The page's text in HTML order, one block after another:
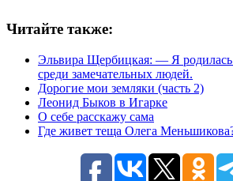
Читайте также:
Эльвира Щербицкая: — Я родилась
среди замечательных людей.
Дорогие мои земляки (часть 2)
Леонид Быков в Игарке
О себе расскажу сама
Где живет теща Олега